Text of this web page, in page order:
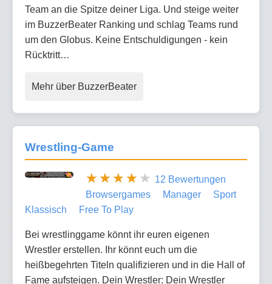
Team an die Spitze deiner Liga. Und steige weiter
im BuzzerBeater Ranking und schlag Teams rund
um den Globus. Keine Entschuldigungen - kein
Rücktritt…
Mehr über BuzzerBeater
Wrestling-Game
12 Bewertungen
Browsergames
Manager
Sport
Klassisch
Free To Play
Bei wrestlinggame könnt ihr euren eigenen
Wrestler erstellen. Ihr könnt euch um die
heißbegehrten Titeln qualifizieren und in die Hall of
Fame aufsteigen. Dein Wrestler: Dein Wrestler